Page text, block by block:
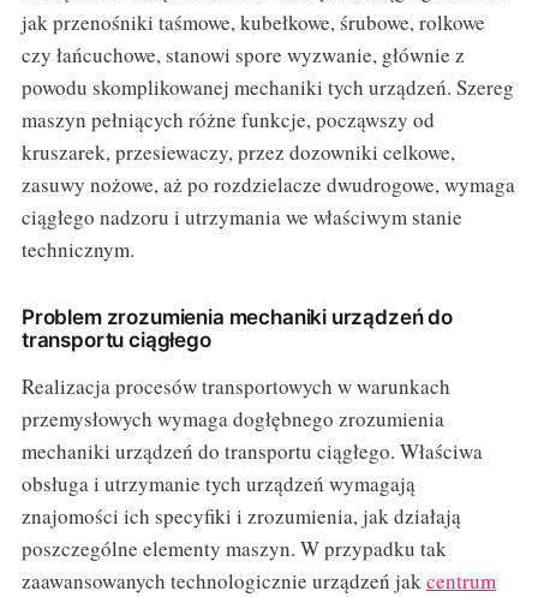
jak przenośniki taśmowe, kubełkowe, śrubowe, rolkowe
czy łańcuchowe, stanowi spore wyzwanie, głównie z
powodu skomplikowanej mechaniki tych urządzeń. Szereg
maszyn pełniących różne funkcje, począwszy od
kruszarek, przesiewaczy, przez dozowniki celkowe,
zasuwy nożowe, aż po rozdzielacze dwudrogowe, wymaga
ciągłego nadzoru i utrzymania we właściwym stanie
technicznym.
Problem zrozumienia mechaniki urządzeń do
transportu ciągłego
Realizacja procesów transportowych w warunkach
przemysłowych wymaga dogłębnego zrozumienia
mechaniki urządzeń do transportu ciągłego. Właściwa
obsługa i utrzymanie tych urządzeń wymagają
znajomości ich specyfiki i zrozumienia, jak działają
poszczególne elementy maszyn. W przypadku tak
zaawansowanych technologicznie urządzeń jakcentrum